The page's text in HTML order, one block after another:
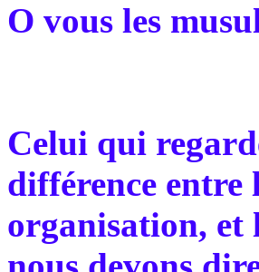
O vous les
Celui qui
différence entre
organisation, et